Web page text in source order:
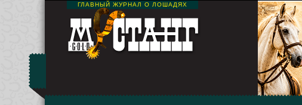
ГЛАВНЫЙ ЖУРНАЛ О ЛОШАДЯХ